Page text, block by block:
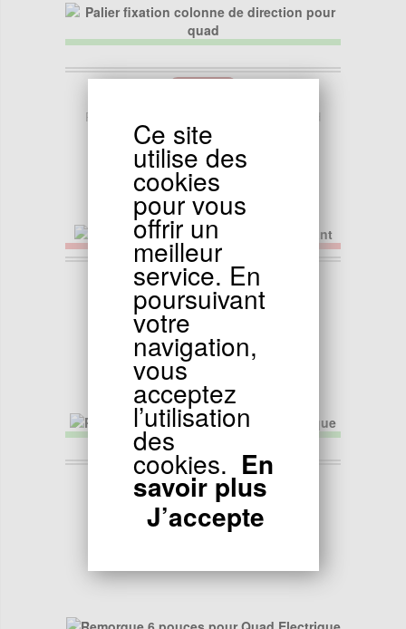
Palier fixation colonne de direction pour quad
16.90EUR
Pare choc avant quad électrique enfant
19.90 EUR
Pontet de direction pour quad électrique
Ce site
utilise des
cookies
pour vous
offrir un
meilleur
service. En
poursuivant
votre
navigation,
vous
acceptez
l’utilisation
des
cookies. En
savoir plus
J’accepte